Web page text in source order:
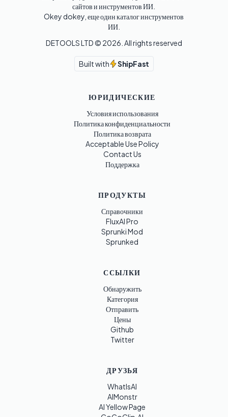
сайтов и инструментов ИИ.
Okey dokey, еще один каталог инструментов
ИИ.
DETOOLS LTD © 2026 . All rights reserved
Built with ShipFast
ЮРИДИЧЕСКИЕ
Условия использования
Политика конфиденциальности
Политика возврата
Acceptable Use Policy
Contact Us
Поддержка
ПРОДУКТЫ
Справочники
FluxAI Pro
Sprunki Mod
Sprunked
ССЫЛКИ
Обнаружить
Категория
Отправить
Цены
Github
Twitter
ДРУЗЬЯ
WhatIsAI
AIMonstr
AI Yellow Page